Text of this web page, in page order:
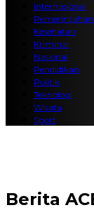
Internasional
Pemerintahan
Kesehatan
Kriminal
Nasional
Pendidikan
Politik
Teknologi
Wisata
Sport
Berita